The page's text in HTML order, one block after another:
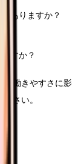
ありますか？
すか？
の働きやすさに影
さい。